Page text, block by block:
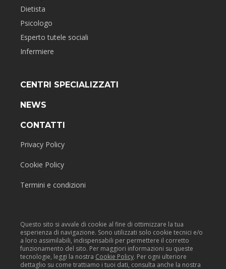
Dietista
Psicologo
Esperto tutele sociali
Infermiere
CENTRI SPECIALIZZATI
NEWS
CONTATTI
Privacy Policy
Cookie Policy
Termini e condizioni
Questo sito si avvale di cookie al fine di ottimizzare la tua
esperienza di navigazione. Sono utilizzati solo cookie tecnici e/o
a loro assimilabili, indispensabili per permettere il corretto
funzionamento del sito. Per maggiori informazioni su queste
tecnologie, leggi la nostra Cookie Policy. Per ogni ulteriore
dettaglio su come trattiamo i tuoi dati, consulta anche la nostra